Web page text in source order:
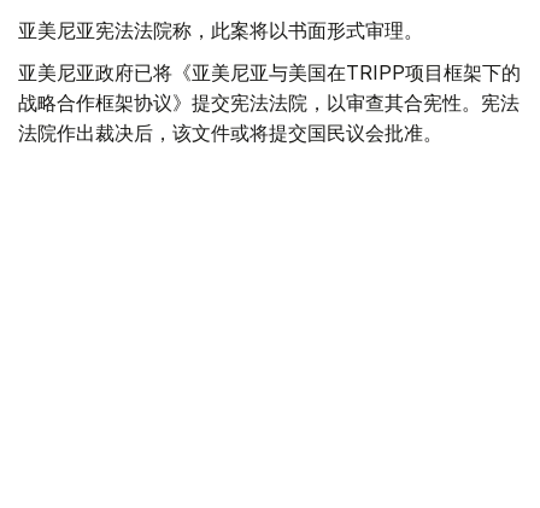
亚美尼亚宪法法院称，此案将以书面形式审理。
亚美尼亚政府已将《亚美尼亚与美国在TRIPP项目框架下的
战略合作框架协议》提交宪法法院，以审查其合宪性。宪法
法院作出裁决后，该文件或将提交国民议会批准。